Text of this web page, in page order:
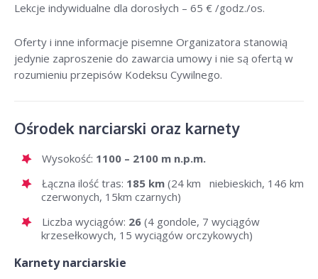
Lekcje indywidualne dla dorosłych – 65 € /godz./os.
Oferty i inne informacje pisemne Organizatora stanowią
jedynie zaproszenie do zawarcia umowy i nie są ofertą w
rozumieniu przepisów Kodeksu Cywilnego.
Ośrodek narciarski oraz karnety
Wysokość: 1100 – 2100 m n.p.m.
Łączna ilość tras: 185 km (24 km niebieskich, 146 km
czerwonych, 15km czarnych)
Liczba wyciągów: 26 (4 gondole, 7 wyciągów
krzesełkowych, 15 wyciągów orczykowych)
Karnety narciarskie